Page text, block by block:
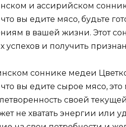
и ассирийском
что вы едите мясо, будьте
в вашей жизни. Этот
успехов и получить
соннике медеи
вы едите сырое мясо, это
своей
не хватать энергии или